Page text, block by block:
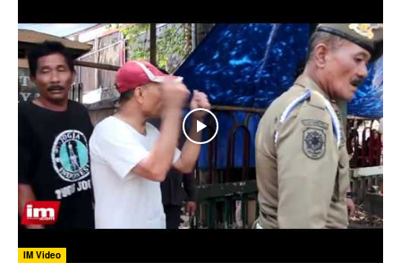
IM Video